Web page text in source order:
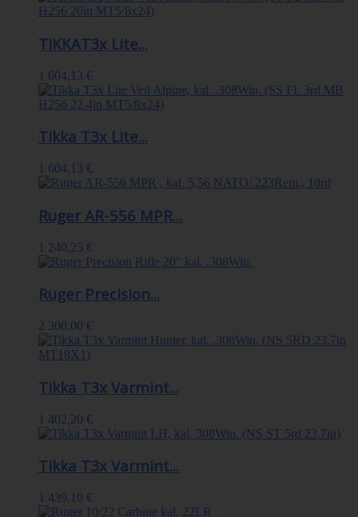
TIKKAT3x Lite...
1 604,13 €
Tikka T3x Lite...
1 604,13 €
Ruger AR-556 MPR...
1 240,25 €
Ruger Precision...
2 300,00 €
Tikka T3x Varmint...
1 402,20 €
Tikka T3x Varmint...
1 439,10 €